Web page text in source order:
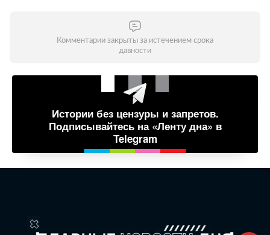
Комментарии закрыты за истечением срока
давности
Истории без цензуры и запретов.
Подписывайтесь на «Ленту дна» в
Telegram